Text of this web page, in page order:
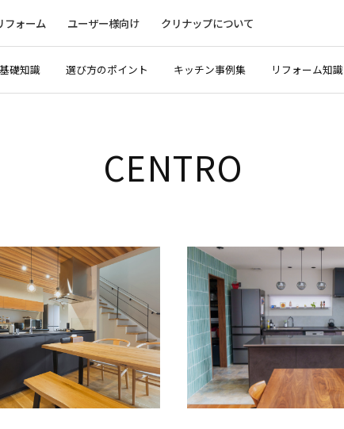
フォーム ユーザー様向け クリナップについて
礎知識 選び方のポイント キッチン事例集 リフォーム知識
CENTRO